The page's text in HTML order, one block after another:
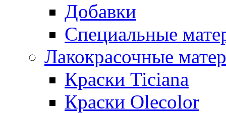
Добавки
Специальные
Лакокрасочные
Краски Ticiana
Краски Olecolor